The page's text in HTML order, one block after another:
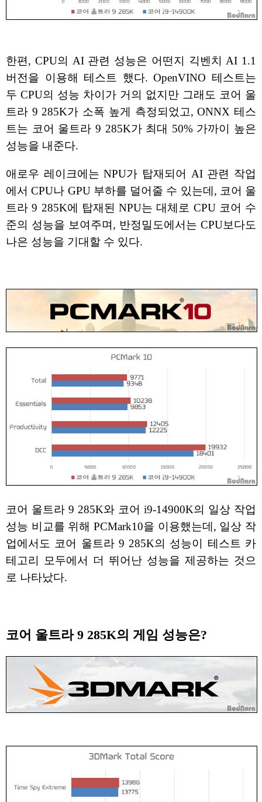
한편, CPU의 AI 관련 성능은 어떤지 긱벤치 AI 1.1
버전을 이용해 테스트 했다. OpenVINO 테스트는
두 CPU의 성능 차이가 거의 없지만 그래도 코어 울
트라 9 285K가 소폭 높게 측정되었고, ONNX 테스
트는 코어 울트라 9 285K가 최대 50% 가까이 높은
성능을 내준다.
애로우 레이크에는 NPU가 탑재되어 AI 관련 작업
에서 CPU나 GPU 부하를 덜어줄 수 있는데, 코어 울
트라 9 285K에 탑재된 NPU는 대체로 CPU 코어 수
준의 성능을 보여주며, 반정밀도에서는 CPU보다도
나은 성능을 기대할 수 있다.
코어 울트라 9 285K와 코어 i9-14900K의 일상 작업
성능 비교를 위해 PCMark10을 이용했는데, 일상 작
업에서도 코어 울트라 9 285K의 성능이 테스트 카
테고리 모두에서 더 뛰어난 성능을 제공하는 것으
로 나타났다.
코어 울트라 9 285K의 게임 성능은?